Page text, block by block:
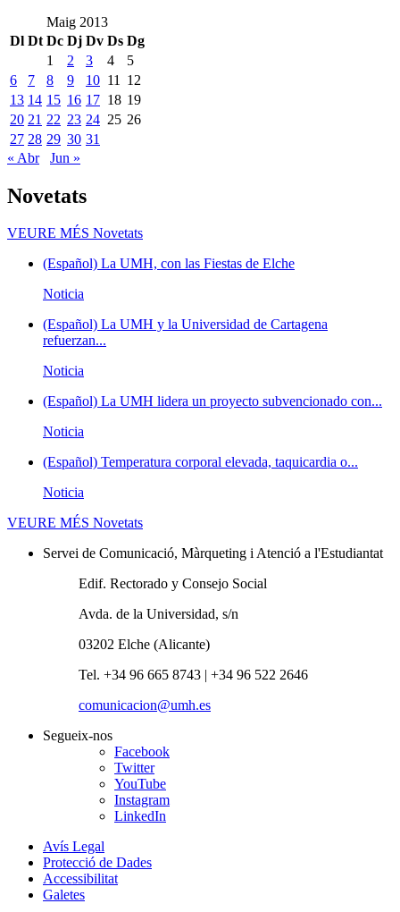
Maig 2013
Dl Dt Dc Dj Dv Ds Dg
1
2 3 4
5
6
7 8 9 10 11
12
13 14 15 16 17 18 19
20 21 22 23 24 25 26
27 28 29 30 31
« Abr
Jun »
Novetats
VEURE MÉS Novetats
(Español) La UMH, con las Fiestas de Elche
Noticia
(Español) La UMH y la Universidad de Cartagena
refuerzan...
Noticia
(Español) La UMH lidera un proyecto subvencionado con...
Noticia
(Español) Temperatura corporal elevada, taquicardia o...
Noticia
VEURE MÉS Novetats
Servei de Comunicació, Màrqueting i Atenció a l'Estudiantat
Edif. Rectorado y Consejo Social
Avda. de la Universidad, s/n
03202 Elche (Alicante)
Tel. +34 96 665 8743 | +34 96 522 2646
comunicacion@umh.es
Segueix-nos
Facebook
Twitter
YouTube
Instagram
LinkedIn
Avís Legal
Protecció de Dades
Accessibilitat
Galetes